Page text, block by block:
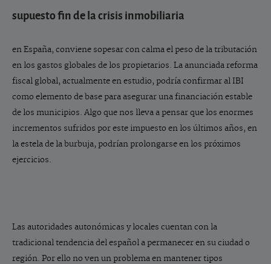
supuesto fin de la crisis inmobiliaria
en España, conviene sopesar con calma el peso de la tributación
en los gastos globales de los propietarios. La anunciada reforma
fiscal global, actualmente en estudio, podría confirmar al IBI
como elemento de base para asegurar una financiación estable
de los municipios. Algo que nos lleva a pensar que los enormes
incrementos sufridos por este impuesto en los últimos años, en
la estela de la burbuja, podrían prolongarse en los próximos
ejercicios.
Las autoridades autonómicas y locales cuentan con la
tradicional tendencia del español a permanecer en su ciudad o
región. Por ello no ven un problema en mantener tipos